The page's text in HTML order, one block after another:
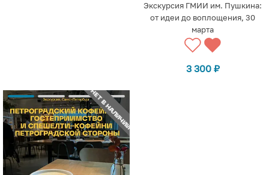
Экскурсия ГМИИ им. Пушкина:
от идеи до воплощения, 30
марта
3 300 ₽
НЕТ В НАЛИЧИИ